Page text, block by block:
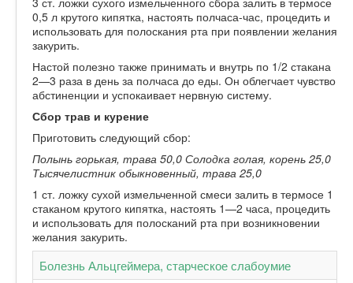
0,5 л крутого кипятка, настоять полчаса-час, процедить и
использовать для полоскания рта при появлении желания
закурить.
Настой полезно также принимать и внутрь по 1/2 стакана
2—3 раза в день за полчаса до еды. Он облегчает чувство
абстиненции и успокаивает нервную систему.
Сбор трав и курение
Приготовить следующий сбор:
Полынь горькая, трава 50,0 Солодка голая, корень 25,0
Тысячелистник обыкновенный, трава 25,0
1 ст. ложку сухой измельченной смеси залить в термосе 1
стаканом крутого кипятка, настоять 1—2 часа, процедить
и использовать для полосканий рта при возникновении
желания закурить.
Болезнь Альцгеймера, старческое слабоумие